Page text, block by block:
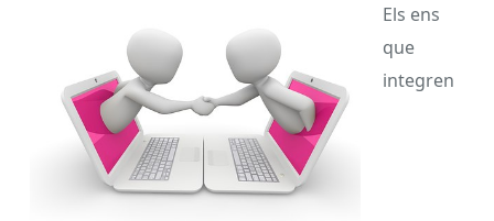
Els ens
que
integren